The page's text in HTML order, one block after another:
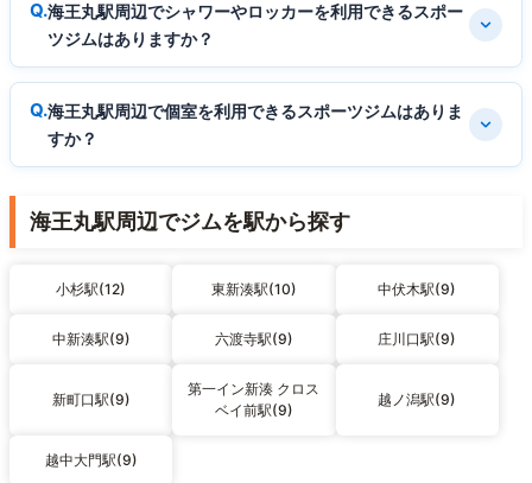
海王丸駅周辺でシャワーやロッカーを利用できるスポー
ツジムはありますか？
海王丸駅周辺で個室を利用できるスポーツジムはありま
すか？
海王丸駅周辺でジムを駅から探す
小杉駅(12) 東新湊駅(10) 中伏木駅(9)
中新湊駅(9) 六渡寺駅(9) 庄川口駅(9)
新町口駅(9)
第一イン新湊 クロス
ベイ前駅(9)
越ノ潟駅(9)
越中大門駅(9)